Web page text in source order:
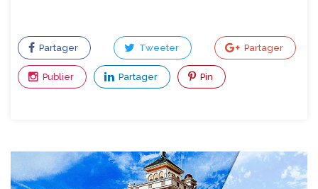
Partager Tweeter Partager
Publier Partager Pin